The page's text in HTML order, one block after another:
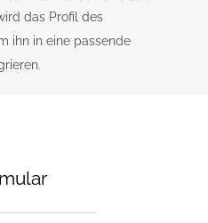
das Profil des
ihn in eine passende